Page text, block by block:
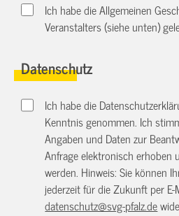
Ich habe die Allgemeinen
Veranstalters (siehe unten)
Datenschutz
Ich habe die
Kenntnis genommen. Ich
Angaben und Daten zur
Anfrage elektronisch erhoben
werden. Hinweis: Sie können
jederzeit für die Zukunft per E-
datenschutz@svg-pfalz.de